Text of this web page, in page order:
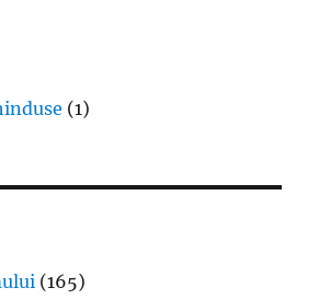
(1)
(165)